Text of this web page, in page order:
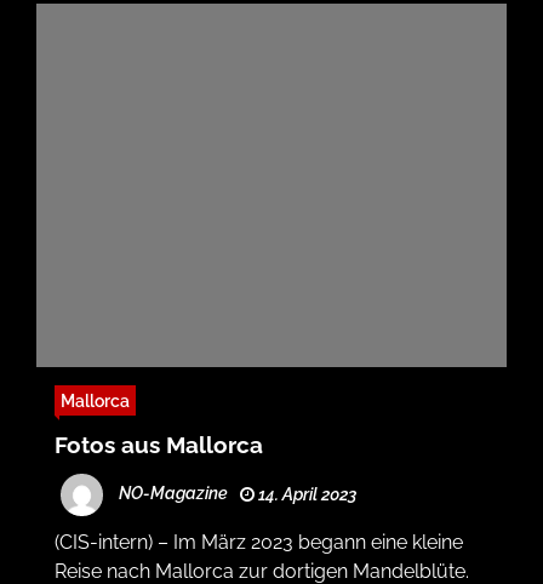
Mallorca
Fotos aus Mallorca
NO-Magazine 14. April 2023
(CIS-intern) – Im März 2023 begann eine kleine
Reise nach Mallorca zur dortigen Mandelblüte.